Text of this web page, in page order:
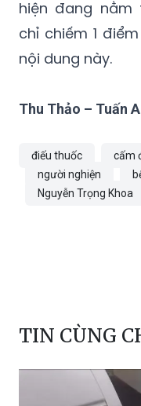
nội dung này.
Thu Thảo – Tuấn
điếu thuốc cấm
Nguyễn Trọng Khoa